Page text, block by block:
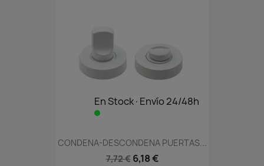
En Stock·Envío 24/48h
CONDENA-DESCONDENA PUERTAS...
7,72 € 6,18 €